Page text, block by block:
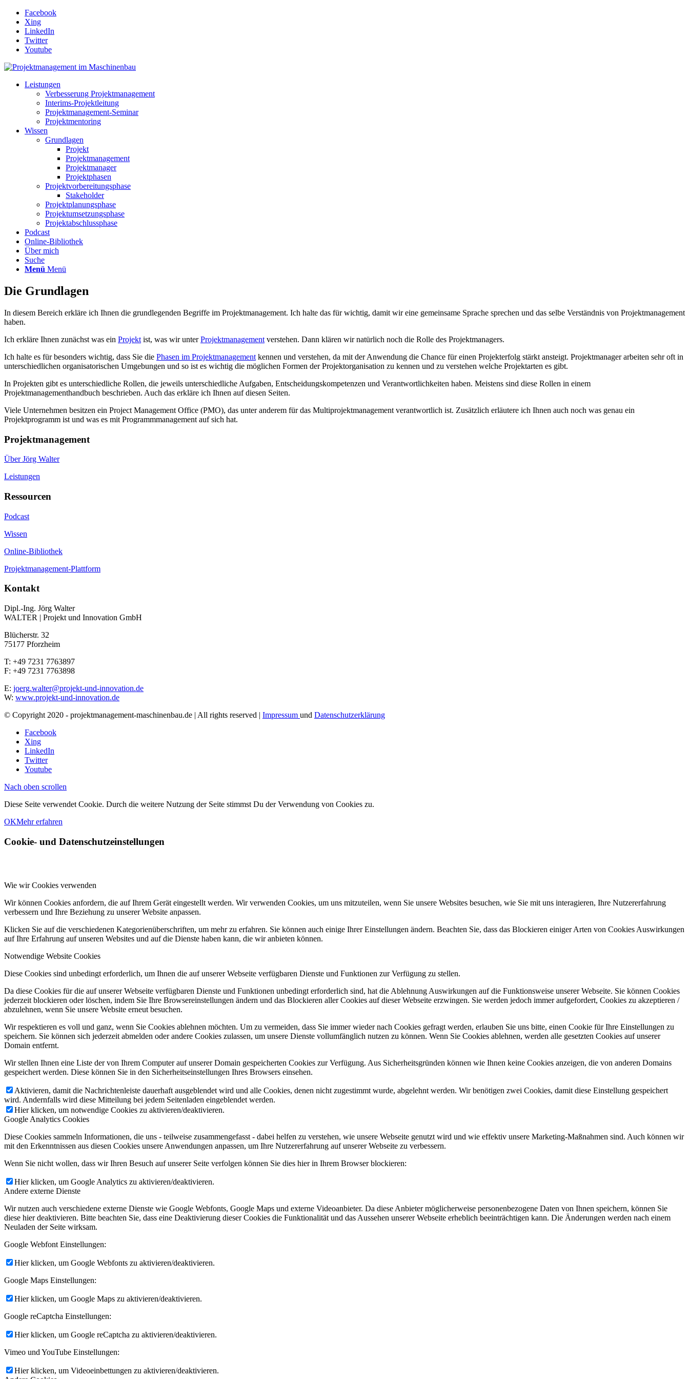
Facebook
Xing
LinkedIn
Twitter
Youtube
Leistungen
Verbesserung Projektmanagement
Interims-Projektleitung
Projektmanagement-Seminar
Projektmentoring
Wissen
Grundlagen
Projekt
Projektmanagement
Projektmanager
Projektphasen
Projektvorbereitungsphase
Stakeholder
Projektplanungsphase
Projektumsetzungsphase
Projektabschlussphase
Podcast
Online-Bibliothek
Über mich
Suche
Menü Menü
Die Grundlagen
In diesem Bereich erkläre ich Ihnen die grundlegenden Begriffe im Projektmanagement. Ich halte das für wichtig, damit wir eine gemeinsame Sprache sprechen und das selbe Verständnis von Projektmanagement
haben.
Ich erkläre Ihnen zunächst was ein Projekt ist, was wir unterProjektmanagement verstehen. Dann klären wir natürlich noch die Rolle des Projektmanagers.
Ich halte es für besonders wichtig, dass Sie die Phasen im Projektmanagement kennen und verstehen, da mit der Anwendung die Chance für einen Projekterfolg stärkt ansteigt. Projektmanager arbeiten sehr oft in
unterschiedlichen organisatorischen Umgebungen und so ist es wichtig die möglichen Formen der Projektorganisation zu kennen und zu verstehen welche Projektarten es gibt.
In Projekten gibt es unterschiedliche Rollen, die jeweils unterschiedliche Aufgaben, Entscheidungskompetenzen und Verantwortlichkeiten haben. Meistens sind diese Rollen in einem
Projektmanagementhandbuch beschrieben. Auch das erkläre ich Ihnen auf diesen Seiten.
Viele Unternehmen besitzen ein Project Management Office (PMO), das unter anderem für das Multiprojektmanagement verantwortlich ist. Zusätzlich erläutere ich Ihnen auch noch was genau ein
Projektprogramm ist und was es mit Programmmanagement auf sich hat.
Projektmanagement
Über Jörg Walter
Leistungen
Ressourcen
Podcast
Wissen
Online-Bibliothek
Projektmanagement-Plattform
Kontakt
Dipl.-Ing. Jörg Walter
WALTER | Projekt und Innovation GmbH
Blücherstr. 32
75177 Pforzheim
T: +49 7231 7763897
F: +49 7231 7763898
E: joerg.walter@projekt-und-innovation.de
W: www.projekt-und-innovation.de
© Copyright 2020 - projektmanagement-maschinenbau.de | All rights reserved | Impressum und Datenschutzerklärung
Facebook
Xing
LinkedIn
Twitter
Youtube
Nach oben scrollen
Diese Seite verwendet Cookie. Durch die weitere Nutzung der Seite stimmst Du der Verwendung von Cookies zu.
OKMehr erfahren
Cookie- und Datenschutzeinstellungen
Wie wir Cookies verwenden
Wir können Cookies anfordern, die auf Ihrem Gerät eingestellt werden. Wir verwenden Cookies, um uns mitzuteilen, wenn Sie unsere Websites besuchen, wie Sie mit uns interagieren, Ihre Nutzererfahrung
verbessern und Ihre Beziehung zu unserer Website anpassen.
Klicken Sie auf die verschiedenen Kategorienüberschriften, um mehr zu erfahren. Sie können auch einige Ihrer Einstellungen ändern. Beachten Sie, dass das Blockieren einiger Arten von Cookies Auswirkungen
auf Ihre Erfahrung auf unseren Websites und auf die Dienste haben kann, die wir anbieten können.
Notwendige Website Cookies
Diese Cookies sind unbedingt erforderlich, um Ihnen die auf unserer Webseite verfügbaren Dienste und Funktionen zur Verfügung zu stellen.
Da diese Cookies für die auf unserer Webseite verfügbaren Dienste und Funktionen unbedingt erforderlich sind, hat die Ablehnung Auswirkungen auf die Funktionsweise unserer Webseite. Sie können Cookies
jederzeit blockieren oder löschen, indem Sie Ihre Browsereinstellungen ändern und das Blockieren aller Cookies auf dieser Webseite erzwingen. Sie werden jedoch immer aufgefordert, Cookies zu akzeptieren /
abzulehnen, wenn Sie unsere Website erneut besuchen.
Wir respektieren es voll und ganz, wenn Sie Cookies ablehnen möchten. Um zu vermeiden, dass Sie immer wieder nach Cookies gefragt werden, erlauben Sie uns bitte, einen Cookie für Ihre Einstellungen zu
speichern. Sie können sich jederzeit abmelden oder andere Cookies zulassen, um unsere Dienste vollumfänglich nutzen zu können. Wenn Sie Cookies ablehnen, werden alle gesetzten Cookies auf unserer
Domain entfernt.
Wir stellen Ihnen eine Liste der von Ihrem Computer auf unserer Domain gespeicherten Cookies zur Verfügung. Aus Sicherheitsgründen können wie Ihnen keine Cookies anzeigen, die von anderen Domains
gespeichert werden. Diese können Sie in den Sicherheitseinstellungen Ihres Browsers einsehen.
Aktivieren, damit die Nachrichtenleiste dauerhaft ausgeblendet wird und alle Cookies, denen nicht zugestimmt wurde, abgelehnt werden. Wir benötigen zwei Cookies, damit diese Einstellung gespeichert
wird. Andernfalls wird diese Mitteilung bei jedem Seitenladen eingeblendet werden.
Hier klicken, um notwendige Cookies zu aktivieren/deaktivieren.
Google Analytics Cookies
Diese Cookies sammeln Informationen, die uns - teilweise zusammengefasst - dabei helfen zu verstehen, wie unsere Webseite genutzt wird und wie effektiv unsere Marketing-Maßnahmen sind. Auch können wir
mit den Erkenntnissen aus diesen Cookies unsere Anwendungen anpassen, um Ihre Nutzererfahrung auf unserer Webseite zu verbessern.
Wenn Sie nicht wollen, dass wir Ihren Besuch auf unserer Seite verfolgen können Sie dies hier in Ihrem Browser blockieren:
Hier klicken, um Google Analytics zu aktivieren/deaktivieren.
Andere externe Dienste
Wir nutzen auch verschiedene externe Dienste wie Google Webfonts, Google Maps und externe Videoanbieter. Da diese Anbieter möglicherweise personenbezogene Daten von Ihnen speichern, können Sie
diese hier deaktivieren. Bitte beachten Sie, dass eine Deaktivierung dieser Cookies die Funktionalität und das Aussehen unserer Webseite erheblich beeinträchtigen kann. Die Änderungen werden nach einem
Neuladen der Seite wirksam.
Google Webfont Einstellungen:
Hier klicken, um Google Webfonts zu aktivieren/deaktivieren.
Google Maps Einstellungen:
Hier klicken, um Google Maps zu aktivieren/deaktivieren.
Google reCaptcha Einstellungen:
Hier klicken, um Google reCaptcha zu aktivieren/deaktivieren.
Vimeo und YouTube Einstellungen:
Hier klicken, um Videoeinbettungen zu aktivieren/deaktivieren.